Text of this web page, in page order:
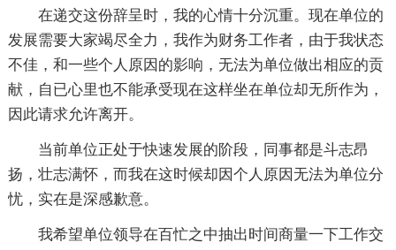
在递交这份辞呈时，我的心情十分沉重。现在单位的
发展需要大家竭尽全力，我作为财务工作者，由于我状态
不佳，和一些个人原因的影响，无法为单位做出相应的贡
献，自已心里也不能承受现在这样坐在单位却无所作为，
因此请求允许离开。
当前单位正处于快速发展的阶段，同事都是斗志昂
扬，壮志满怀，而我在这时候却因个人原因无法为单位分
忧，实在是深感歉意。
我希望单位领导在百忙之中抽出时间商量一下工作交